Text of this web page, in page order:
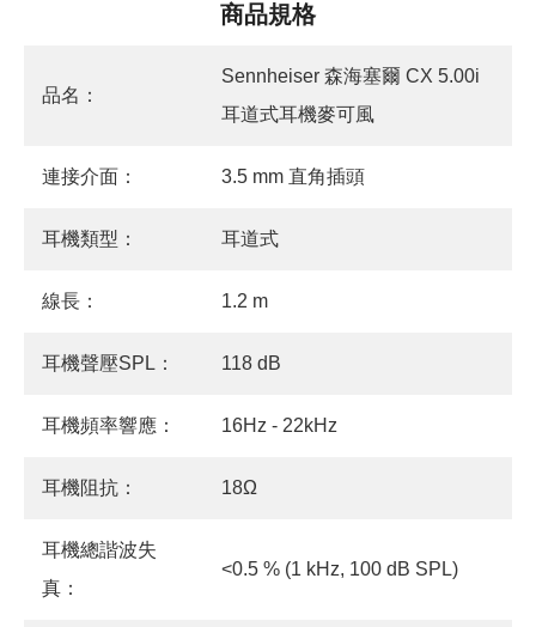
商品規格
品名：
Sennheiser 森海塞爾 CX 5.00i
耳道式耳機麥可風
連接介面： 3.5 mm 直角插頭
耳機類型： 耳道式
線長： 1.2 m
耳機聲壓SPL： 118 dB
耳機頻率響應： 16Hz - 22kHz
耳機阻抗： 18Ω
耳機總諧波失
真：
<0.5 % (1 kHz, 100 dB SPL)